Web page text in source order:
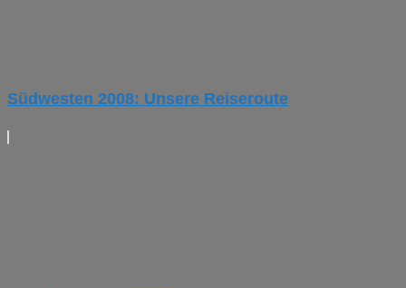
Südwesten 2008: Unsere Reiseroute